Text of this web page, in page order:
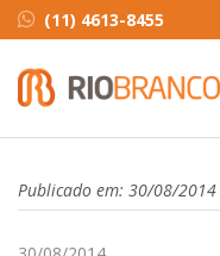
(11) 4613-8455
Publicado em: 30/08/2014